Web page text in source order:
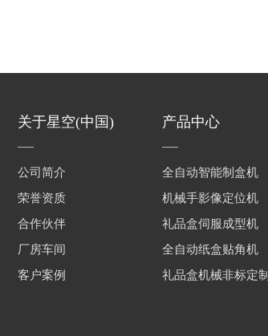
关于星空(中国)
公司简介
荣誉资质
合作伙伴
厂房车间
客户案例
产品中心
全自动智能制盒机
机械手影像定位机
礼品盒伺服成型机
全自动纸盒贴角机
礼品盒机械非标定制